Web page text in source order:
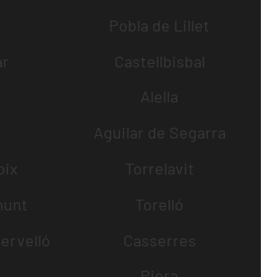
Pobla de Lillet
Castellbisbal
Alella
Aguilar de Segarra
Torrelavit
Torelló
Casserres